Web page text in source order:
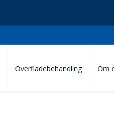
Overfladebehandling Om